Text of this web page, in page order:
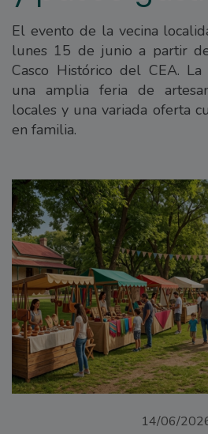
El evento de la vecina
lunes 15 de junio a partir
Casco Histórico del CEA.
una amplia feria de
locales y una variada oferta
en familia.
14/06/